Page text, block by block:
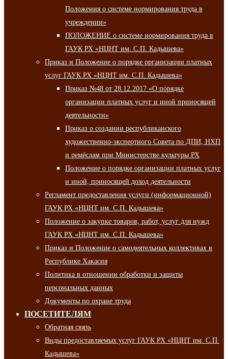
Положения о системе нормирования труда в
учреждении»
ПОЛОЖЕНИЕ о системе нормирования труда в
ГАУК РХ «НЦНТ им. С.П. Кадышева»
Приказ и Положение о порядке организации платных
услуг ГАУК РХ «НЦНТ им. С.П. Кадышева»
Приказ №48 от 28.12.2017 «О порядке
организации платных услуг и иной приносящей
деятельности»
Приказ о создании республиканского
художественно-экспертного Совета по ДПИ, НХП
и ремёслам при Министерстве культуры РХ
Положение о порядке организации платных услуг
и иной, приносящей доход деятельности
Регламент предоставления услуги (информационной)
ГАУК РХ «НЦНТ им. С.П. Кадышева»
Положение о закупке товаров, работ, услуг для нужд
ГАУК РХ «НЦНТ им. С.П. Кадышева»
Приказ и Положение о самодеятельных коллективах в
Республике Хакасия
Политика в отношении обработки и защиты
персональных данных
Документы по охране труда
ПОСЕТИТЕЛЯМ
Обратная связь
Виды предоставляемых услуг ГАУК РХ «НЦНТ им. С.П.
Кадышева»